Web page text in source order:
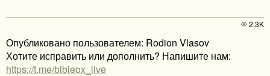
2.3K
Опубликовано пользователем: Rodion Vlasov
Хотите исправить или дополнить? Напишите нам:
https://t.me/bibleox_live